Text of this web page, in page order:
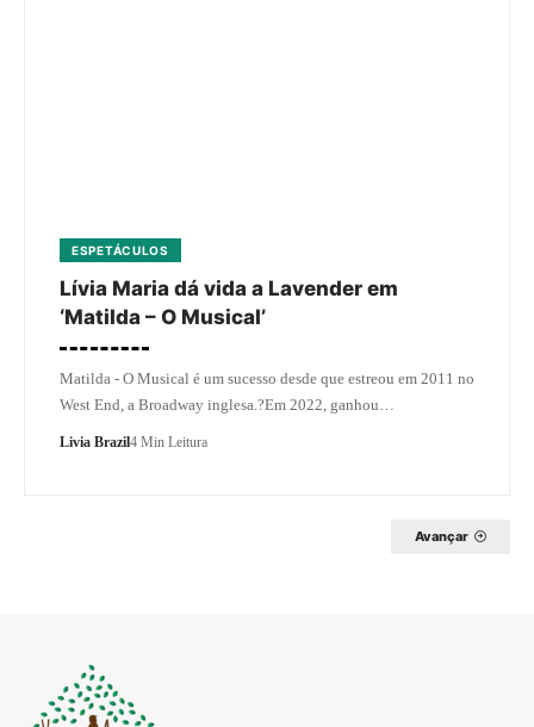
ESPETÁCULOS
Lívia Maria dá vida a Lavender em
‘Matilda – O Musical’
Matilda - O Musical é um sucesso desde que estreou em 2011 no
West End, a Broadway inglesa.?Em 2022, ganhou…
Livia Brazil4 Min Leitura
Avançar